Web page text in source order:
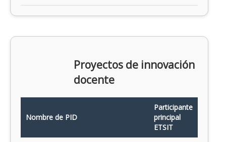
Proyectos de innovación
docente
Nombre de PID
Participante
principal
ETSIT